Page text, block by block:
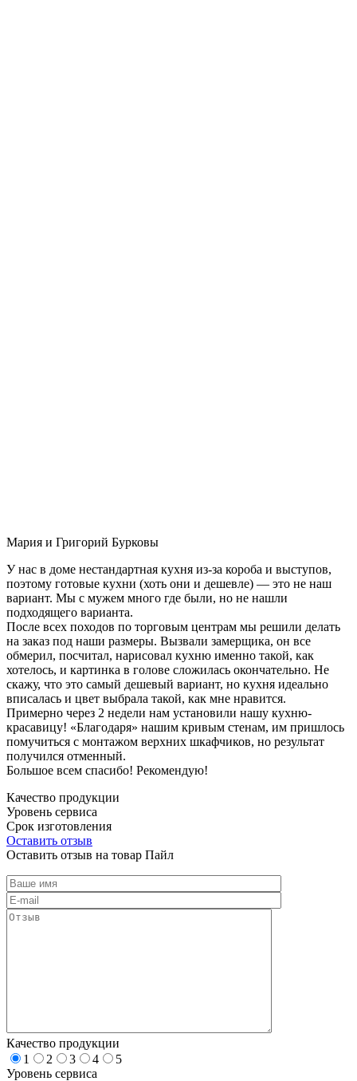
Мария и Григорий Бурковы
У нас в доме нестандартная кухня из-за короба и выступов,
поэтому готовые кухни (хоть они и дешевле) — это не наш
вариант. Мы с мужем много где были, но не нашли
подходящего варианта.
После всех походов по торговым центрам мы решили делать
на заказ под наши размеры. Вызвали замерщика, он все
обмерил, посчитал, нарисовал кухню именно такой, как
хотелось, и картинка в голове сложилась окончательно. Не
скажу, что это самый дешевый вариант, но кухня идеально
вписалась и цвет выбрала такой, как мне нравится.
Примерно через 2 недели нам установили нашу кухню-
красавицу! «Благодаря» нашим кривым стенам, им пришлось
помучиться с монтажом верхних шкафчиков, но результат
получился отменный.
Большое всем спасибо! Рекомендую!
Качество продукции
Уровень сервиса
Срок изготовления
Оставить отзыв
Оставить отзыв на товар Пайл
Качество продукции
1
2 3 4
5
Уровень сервиса